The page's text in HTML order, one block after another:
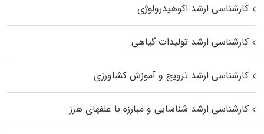
کارشناسی ارشد اکوهیدرولوژی
کارشناسی ارشد تولیدات گیاهی
کارشناسی ارشد ترویج و آموزش کشاورزی
کارشناسی ارشد شناسایی و مبارزه با علفهای هرز